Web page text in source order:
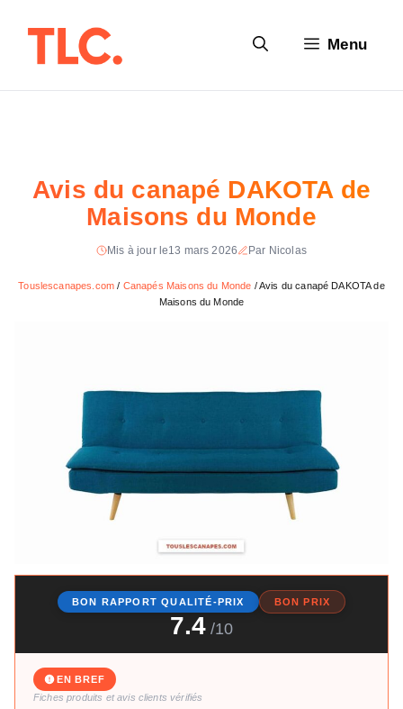
Menu
Avis du canapé DAKOTA de
Maisons du Monde
Mis à jour le13 mars 2026 Par Nicolas
Touslescanapes.com / Canapés Maisons du Monde /Avis du canapé DAKOTA de
Maisons du Monde
BON RAPPORT QUALITÉ-PRIX BON PRIX
7.4 /10
EN BREF
Fiches produits et avis clients vérifiés